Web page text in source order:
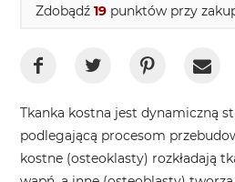
Zdobądź 19 punktów przy
Tkanka kostna jest dynamiczną
podlegającą procesom
kostne (osteoklasty) rozkładają